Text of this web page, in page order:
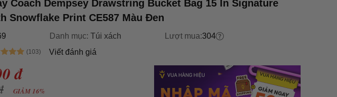
Coach Dempsey Drawstring Bucket Bag 15 In Signature
Snowflake Print CE587 Màu Đen
Danh mục: Túi xách Lượt mua:304
Viết đánh giá
đ
GIẢM 16%